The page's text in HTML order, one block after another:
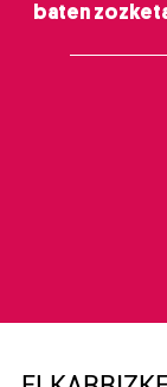
baten